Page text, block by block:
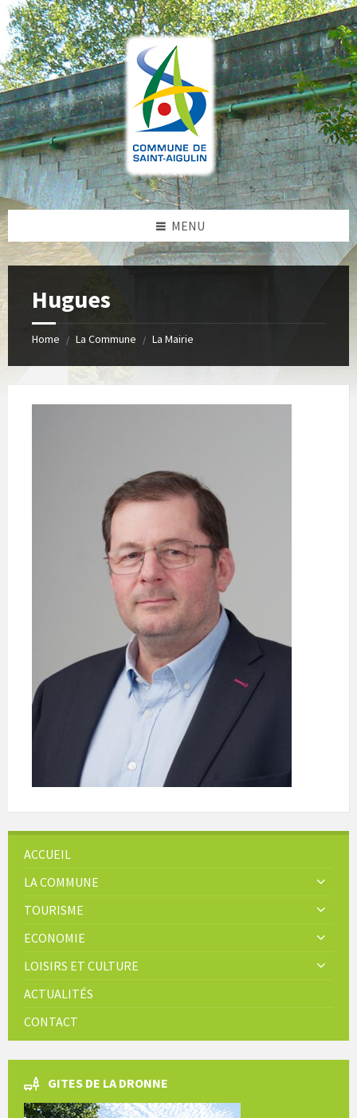
Skip
to
content
Skip
to
left
sidebar
Skip
to
footer
MENU
Hugues
Home / La Commune / La Mairie
ACCUEIL
LA COMMUNE
TOURISME
ECONOMIE
LOISIRS ET CULTURE
ACTUALITÉS
CONTACT
GITES DE LA DRONNE